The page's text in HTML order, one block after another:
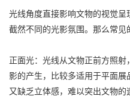
光线角度直接影响文物的视觉
截然不同的光影氛围。那么常见
正面光：光线从文物正前方照
影的产生，比较多适用于平面
又缺乏立体感，难以突出文物的